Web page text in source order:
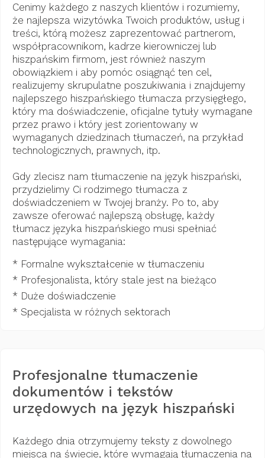
Cenimy każdego z naszych klientów i rozumiemy,
że najlepsza wizytówka Twoich produktów, usług i
treści, którą możesz zaprezentować partnerom,
współpracownikom, kadrze kierowniczej lub
hiszpańskim firmom, jest również naszym
obowiązkiem i aby pomóc osiągnąć ten cel,
realizujemy skrupulatne poszukiwania i znajdujemy
najlepszego hiszpańskiego tłumacza przysięgłego,
który ma doświadczenie, oficjalne tytuły wymagane
przez prawo i który jest zorientowany w
wymaganych dziedzinach tłumaczeń, na przykład
technologicznych, prawnych, itp.
Gdy zlecisz nam tłumaczenie na język hiszpański,
przydzielimy Ci rodzimego tłumacza z
doświadczeniem w Twojej branży. Po to, aby
zawsze oferować najlepszą obsługę, każdy
tłumacz języka hiszpańskiego musi spełniać
następujące wymagania:
* Formalne wykształcenie w tłumaczeniu
* Profesjonalista, który stale jest na bieżąco
* Duże doświadczenie
* Specjalista w różnych sektorach
Profesjonalne tłumaczenie
dokumentów i tekstów
urzędowych na język hiszpański
Każdego dnia otrzymujemy teksty z dowolnego
miejsca na świecie, które wymagają tłumaczenia na